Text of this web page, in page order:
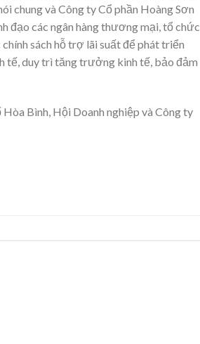
chung và Công ty Cổ phần Hoàng Sơn
đạo các ngân hàng thương mại, tổ chức
sách hỗ trợ lãi suất để phát triển
tế, duy trì tăng trưởng kinh tế, bảo đảm
Bình, Hội Doanh nghiệp và Công ty